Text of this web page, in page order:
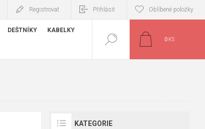
Registrovat Přihlásit Oblíbené položky
DEŠTNÍKY KABELKY
0 KS
KATEGORIE